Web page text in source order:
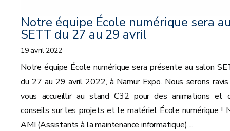
Notre équipe École numérique sera
SETT du 27 au 29 avril
19 avril 2022
Notre équipe École numérique sera présente au salon
du 27 au 29 avril 2022, à Namur Expo. Nous serons
vous accueillir au stand C32 pour des animations et
conseils sur les projets et le matériel École numérique !
AMI (Assistants à la maintenance informatique),...